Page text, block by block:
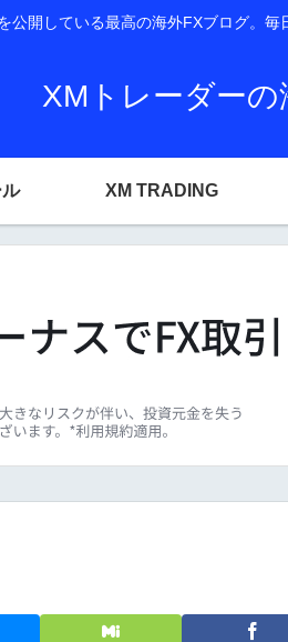
開している最高の海外FXブログ。
XMトレーダー
XM TRADING